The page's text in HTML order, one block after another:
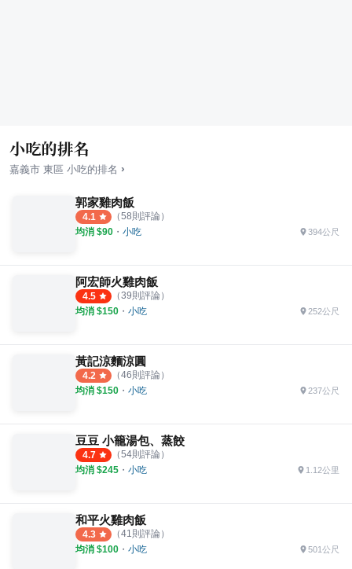
小吃的排名
嘉義市 東區 小吃的排名 ›
郭家雞肉飯
4.1 （58則評論）
均消 $90 ・ 小吃 394公尺
阿宏師火雞肉飯
4.5 （39則評論）
均消 $150 ・ 小吃 252公尺
黃記涼麵涼圓
4.2 （46則評論）
均消 $150 ・ 小吃 237公尺
豆豆 小籠湯包、蒸餃
4.7 （54則評論）
均消 $245 ・ 小吃 1.12公里
和平火雞肉飯
4.3 （41 則評論）
均消 $100 ・ 小吃 501公尺